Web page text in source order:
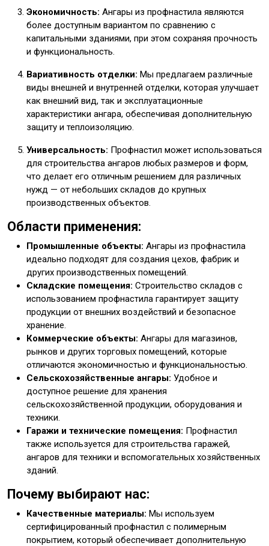
Экономичность: Ангары из профнастила являются
более доступным вариантом по сравнению с
капитальными зданиями, при этом сохраняя прочность
и функциональность.
Вариативность отделки: Мы предлагаем различные
виды внешней и внутренней отделки, которая улучшает
как внешний вид, так и эксплуатационные
характеристики ангара, обеспечивая дополнительную
защиту и теплоизоляцию.
Универсальность: Профнастил может использоваться
для строительства ангаров любых размеров и форм,
что делает его отличным решением для различных
нужд — от небольших складов до крупных
производственных объектов.
Области применения:
Промышленные объекты: Ангары из профнастила
идеально подходят для создания цехов, фабрик и
других производственных помещений.
Складские помещения: Строительство складов с
использованием профнастила гарантирует защиту
продукции от внешних воздействий и безопасное
хранение.
Коммерческие объекты: Ангары для магазинов,
рынков и других торговых помещений, которые
отличаются экономичностью и функциональностью.
Сельскохозяйственные ангары: Удобное и
доступное решение для хранения
сельскохозяйственной продукции, оборудования и
техники.
Гаражи и технические помещения: Профнастил
также используется для строительства гаражей,
ангаров для техники и вспомогательных хозяйственных
зданий.
Почему выбирают нас:
Качественные материалы: Мы используем
сертифицированный профнастил с полимерным
покрытием, который обеспечивает дополнительную